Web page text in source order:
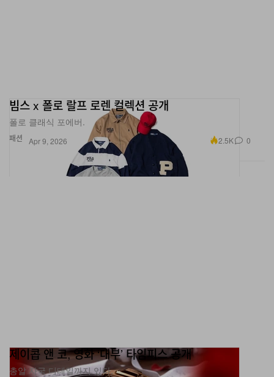
패션
빔스 x 폴로 랄프 로렌 컬렉션 공개
폴로 클래식 포에버.
Apr 9, 2026 2.5K 0
제이콥 앤 코, 영화 ‘대부’ 타임피스 공개
총알 자국 디테일까지 있다.